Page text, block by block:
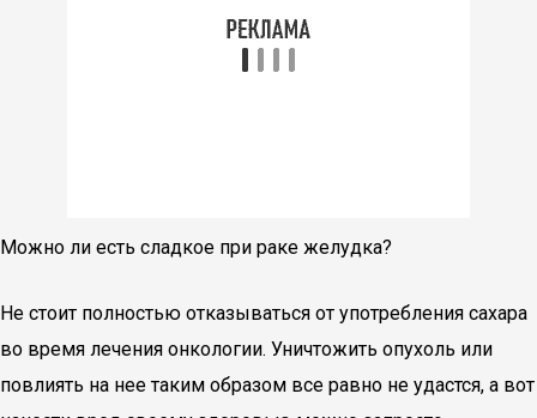
Можно ли есть сладкое при раке желудка?
Не стоит полностью отказываться от употребления сахара
во время лечения онкологии. Уничтожить опухоль или
повлиять на нее таким образом все равно не удастся, а вот